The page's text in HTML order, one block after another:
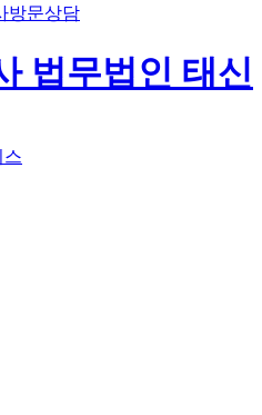
방문상담
법무법인 태신
스